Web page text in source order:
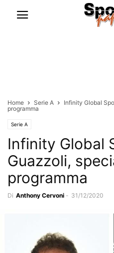
Home Serie A
Infinity Global
programma
Serie A
Infinity Global
Guazzoli,
programma
Di Anthony Cervoni - 31/12/2020